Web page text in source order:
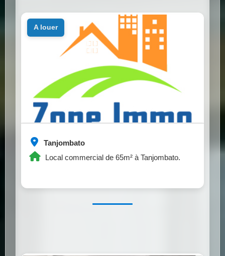
Tanjombato
Local commercial de 65m² à Tanjombato.
a louer